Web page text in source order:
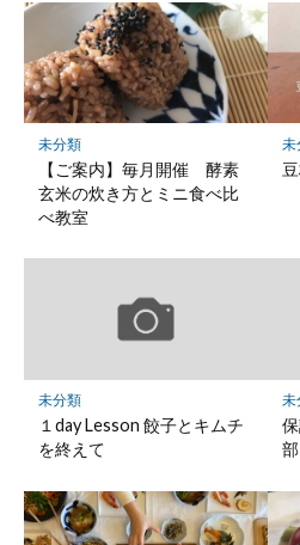
マ
ー
ク
に
保
存
未分類
【ご案内】毎月開催 酵素
玄米の炊き方とミニ食べ比
べ教室
未
未分類
１day Lesson 餃子とキムチ
を終えて
未